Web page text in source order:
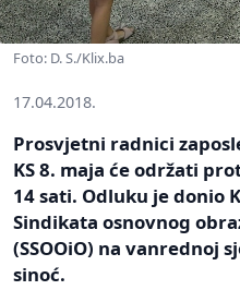
Foto: D. S./Klix.ba
17.04.2018.
Prosvjetni radnici
KS 8. maja će održati
14 sati. Odluku je donio
Sindikata osnovnog
(SSOOiO) na vanrednoj
sinoć.